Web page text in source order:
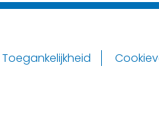
Toegankelijkheid